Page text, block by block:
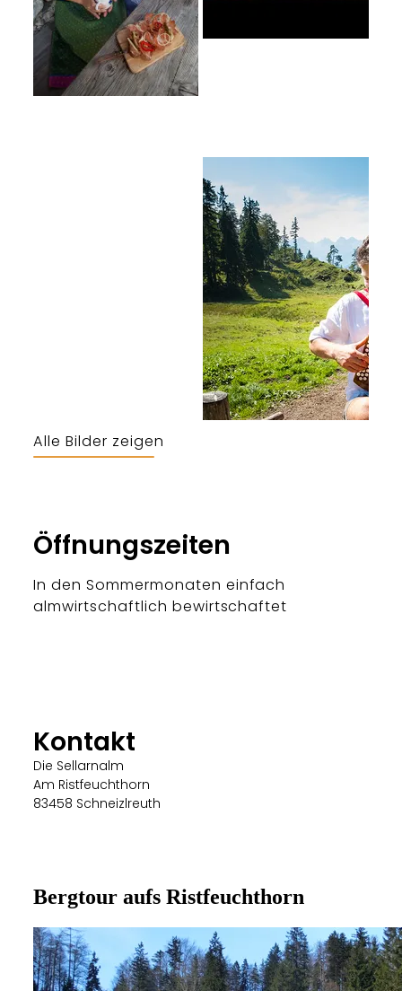
Alle Bilder zeigen
Öffnungszeiten
In den Sommermonaten einfach
almwirtschaftlich bewirtschaftet
Kontakt
Die Sellarnalm
Am Ristfeuchthorn
83458 Schneizlreuth
Bergtour aufs Ristfeuchthorn